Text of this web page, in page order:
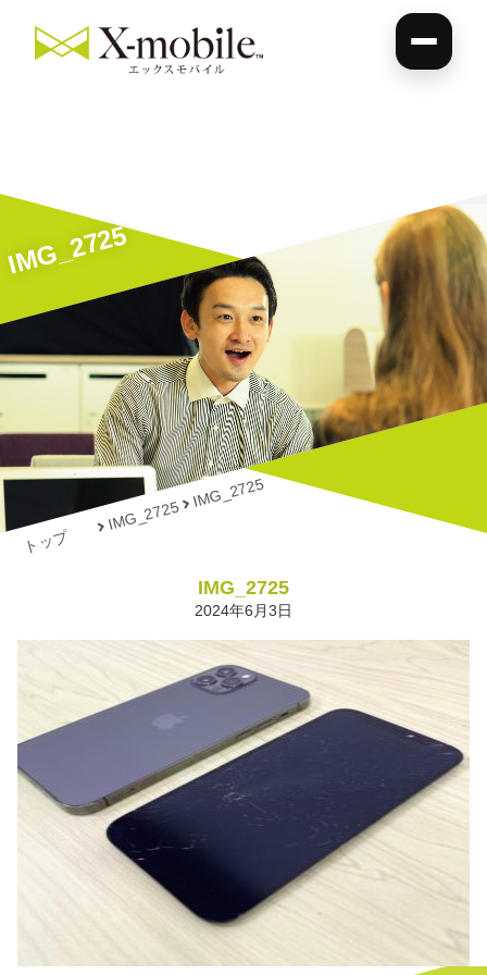
IMG_2725
トップ
IMG_2725
IMG_2725
IMG_2725
2024年6月3日